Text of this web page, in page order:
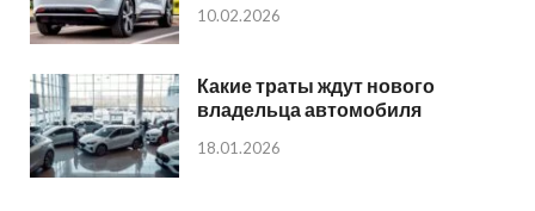
10.02.2026
Какие траты ждут нового
владельца автомобиля
18.01.2026